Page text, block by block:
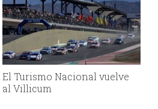
El Turismo Nacional vuelve
al Villicum